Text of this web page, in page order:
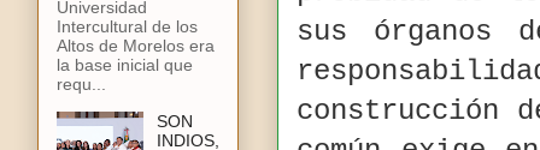
sus órganos
construcción
Universidad
Intercultural de los
Altos de Morelos era
la base inicial que
requ...
SON
INDIOS,